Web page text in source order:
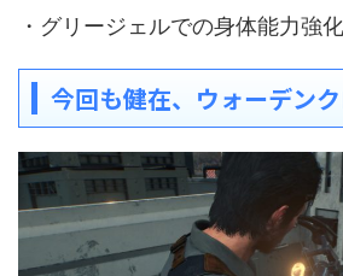
・グリージェルでの身体能力強化
今回も健在、ウォーデン